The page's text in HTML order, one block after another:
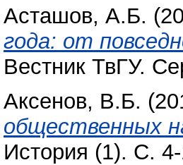
Асташов, А.Б.
года: от
Вестник ТвГУ.
Аксенов, В.Б.
общественных
История (1). С.